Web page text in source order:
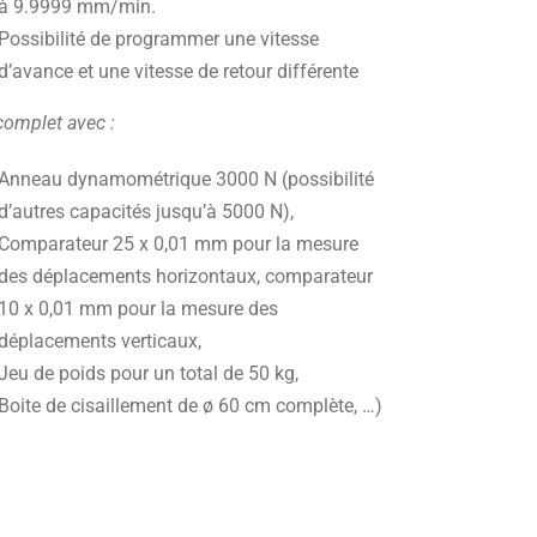
à 9.9999 mm/min.
Possibilité de programmer une vitesse
et une vitesse de retour différente
avec :
dynamométrique 3000 N (possibilité
capacités jusqu’à 5000 N),
Comparateur 25 x 0,01 mm pour la mesure
déplacements horizontaux, comparateur
10 x 0,01 mm pour la mesure des
verticaux,
de poids pour un total de 50 kg,
Boite de cisaillement de ø 60 cm complète, …)